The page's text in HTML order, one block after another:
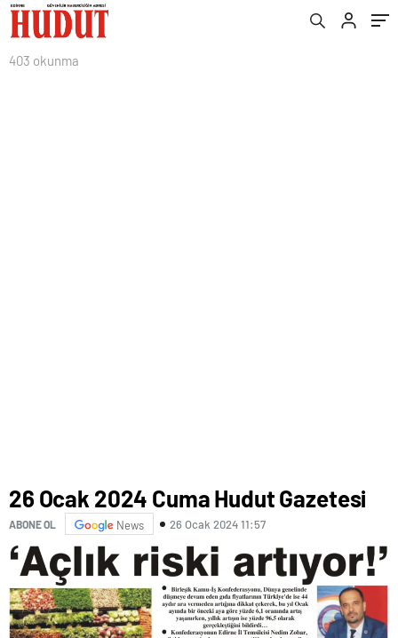
403 okunma
26 Ocak 2024 Cuma Hudut Gazetesi
ABONE OL News 26 Ocak 2024 11:57